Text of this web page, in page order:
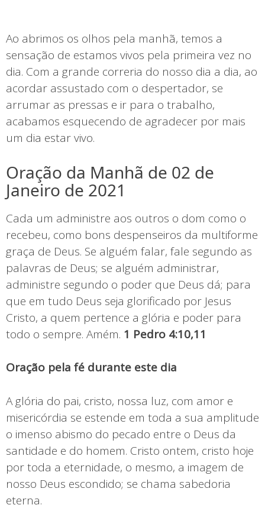
Ao abrimos os olhos pela manhã, temos a
sensação de estamos vivos pela primeira vez no
dia. Com a grande correria do nosso dia a dia, ao
acordar assustado com o despertador, se
arrumar as pressas e ir para o trabalho,
acabamos esquecendo de agradecer por mais
um dia estar vivo.
Oração da Manhã de 02 de
Janeiro de 2021
Cada um administre aos outros o dom como o
recebeu, como bons despenseiros da multiforme
graça de Deus. Se alguém falar, fale segundo as
palavras de Deus; se alguém administrar,
administre segundo o poder que Deus dá; para
que em tudo Deus seja glorificado por Jesus
Cristo, a quem pertence a glória e poder para
todo o sempre. Amém. 1 Pedro 4:10,11
Oração pela fé durante este dia
A glória do pai, cristo, nossa luz, com amor e
misericórdia se estende em toda a sua amplitude
o imenso abismo do pecado entre o Deus da
santidade e do homem. Cristo ontem, cristo hoje
por toda a eternidade, o mesmo, a imagem de
nosso Deus escondido; se chama sabedoria
eterna.